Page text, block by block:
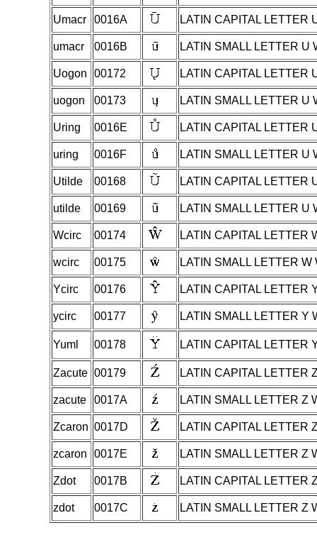
Umacr 0016A LATIN CAPITAL LETTER
umacr 0016B LATIN SMALL LETTER U
Uogon 00172 LATIN CAPITAL LETTER
uogon 00173 LATIN SMALL LETTER U
Uring 0016E LATIN CAPITAL LETTER
uring 0016F LATIN SMALL LETTER U
Utilde 00168 LATIN CAPITAL LETTER
utilde 00169 LATIN SMALL LETTER U
Wcirc 00174 LATIN CAPITAL LETTER
wcirc 00175 LATIN SMALL LETTER
Ycirc 00176 LATIN CAPITAL LETTER
ycirc 00177 LATIN SMALL LETTER Y
Yuml 00178 LATIN CAPITAL LETTER
Zacute 00179 LATIN CAPITAL LETTER
zacute 0017A LATIN SMALL LETTER Z
Zcaron 0017D LATIN CAPITAL LETTER
zcaron 0017E LATIN SMALL LETTER Z
Zdot 0017B LATIN CAPITAL LETTER
zdot 0017C LATIN SMALL LETTER Z